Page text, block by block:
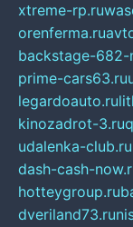
xtreme-rp.ru
orenferma.ru
backstage-682-
prime-cars63.ru
legardoauto.ru
kinozadrot-3.ru
udalenka-club.ru
dash-cash-
hotteygroup.ru
dveriland73.ru